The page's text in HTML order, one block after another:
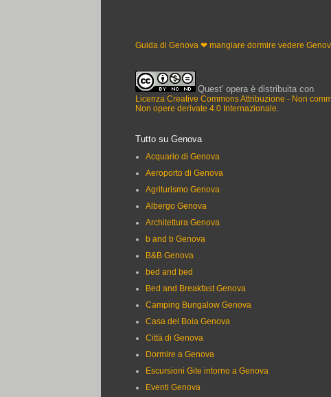
Guida di Genova ❤ mangiare dormire vedere
Quest' opera è distribuita con
Licenza Creative Commons Attribuzione - Non
Non opere derivate 4.0 Internazionale
Tutto su Genova
Acquario di Genova
Aeroporto di Genova
Agriturismo Genova
Albergo Genova
Architettura Genova
b and b Genova
B&B Genova
bed and bed
Bed and Breakfast Genova
Camping Bungalow Genova
Casa del Boia Genova
Città di Genova
Dormire a Genova
Escursioni Gite intorno a Genova
Eventi Genova